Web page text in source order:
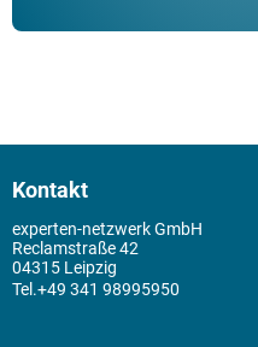
Kontakt
experten-netzwerk GmbH
Reclamstraße 42
04315 Leipzig
+49 341 98995950